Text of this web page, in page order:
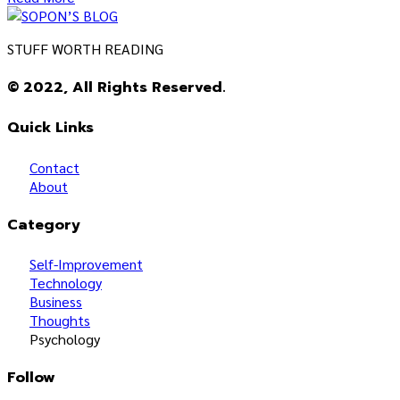
STUFF WORTH READING
© 2022, All Rights Reserved.
Quick Links
Contact
About
Category
Self-Improvement
Technology
Business
Thoughts
Psychology
Follow